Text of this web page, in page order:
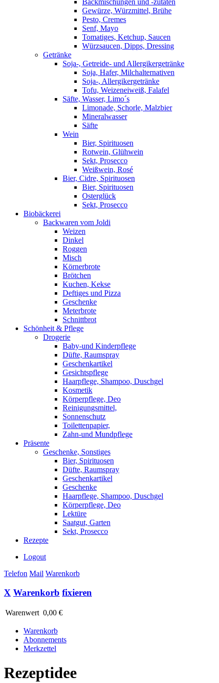
Backmischungen und -zutaten
Gewürze, Würzmittel, Brühe
Pesto, Cremes
Senf, Mayo
Tomatiges, Ketchup, Saucen
Würzsaucen, Dipps, Dressing
Getränke
Soja-, Getreide- und Allergikergetränke
Soja, Hafer, Milchalternativen
Soja-, Allergikergetränke
Tofu, Weizeneiweiß, Falafel
Säfte, Wasser, Limo´s
Limonade, Schorle, Malzbier
Mineralwasser
Säfte
Wein
Bier, Spirituosen
Rotwein, Glühwein
Sekt, Prosecco
Weißwein, Rosé
Bier, Cidre, Spirituosen
Bier, Spirituosen
Osterglück
Sekt, Prosecco
Biobäckerei
Backwaren vom Joldi
Weizen
Dinkel
Roggen
Misch
Körnerbrote
Brötchen
Kuchen, Kekse
Deftiges und Pizza
Geschenke
Meterbrote
Schnittbrot
Schönheit & Pflege
Drogerie
Baby-und Kinderpflege
Düfte, Raumspray
Geschenkartikel
Gesichtspflege
Haarpflege, Shampoo, Duschgel
Kosmetik
Körperpflege, Deo
Reinigungsmittel,
Sonnenschutz
Toilettenpapier,
Zahn-und Mundpflege
Präsente
Geschenke, Sonstiges
Bier, Spirituosen
Düfte, Raumspray
Geschenkartikel
Geschenke
Haarpflege, Shampoo, Duschgel
Körperpflege, Deo
Lektüre
Saatgut, Garten
Sekt, Prosecco
Rezepte
Logout
Telefon Mail Warenkorb
X Warenkorb fixieren
Warenwert 0,00 €
Warenkorb
Abonnements
Merkzettel
Rezeptidee